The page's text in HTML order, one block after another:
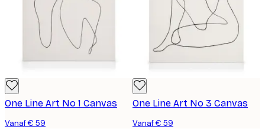
One Line Art No 1 Canvas
Vanaf € 59
One Line Art No 3 Canvas
Vanaf € 59